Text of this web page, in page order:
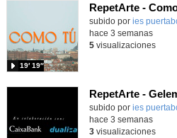
RepetArte -
subido por ies
19′ 19″
hace 3 semanas
5visualizaciones
RepetArte -
subido por ies
hace 3 semanas
3visualizaciones